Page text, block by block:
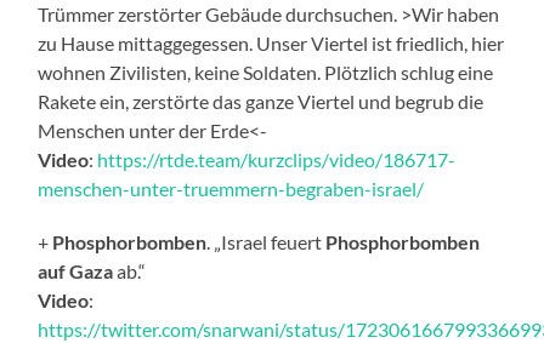
Trümmer zerstörter Gebäude durchsuchen. >Wir haben
zu Hause mittaggegessen. Unser Viertel ist friedlich, hier
wohnen Zivilisten, keine Soldaten. Plötzlich schlug eine
Rakete ein, zerstörte das ganze Viertel und begrub die
Menschen unter der Erde<-
Video: https://rtde.team/kurzclips/video/186717-
menschen-unter-truemmern-begraben-israel/
+ Phosphorbomben . „Israel feuert Phosphorbomben
auf Gazaab.“
Video:
https://twitter.com/snarwani/status/